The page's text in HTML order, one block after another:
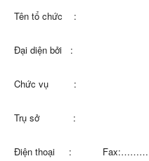
Tên tổ chức :
Đại diện bởi :
Chức vụ :
Trụ sở :
Điện thoại :